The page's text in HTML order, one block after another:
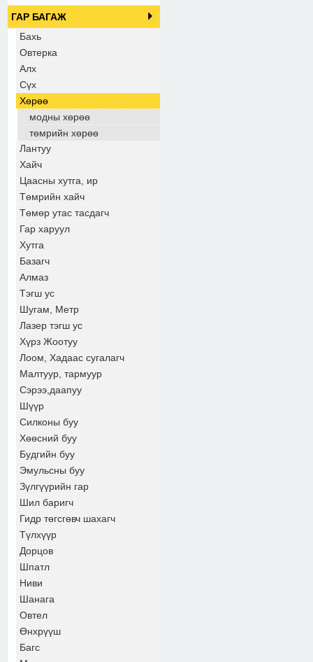
ГАР БАГАЖ
Бахь
Овтерка
Алх
Сүх
Хөрөө
модны хөрөө
төмрийн хөрөө
Лантуу
Хайч
Цаасны хутга, ир
Төмрийн хайч
Төмөр утас тасдагч
Гар харуул
Хутга
Базагч
Алмаз
Тэгш ус
Шугам, Метр
Лазер тэгш ус
Хүрз Жоотуу
Лоом, Хадаас сугалагч
Малтуур, тармуур
Сэрээ,даапуу
Шүүр
Силконы буу
Хөөсний буу
Будгийн буу
Эмульсны буу
Зүлгүүрийн гар
Шил баригч
Гидр төгсгөвч шахагч
Түлхүүр
Дорцов
Шпатл
Ниви
Шанага
Овтел
Өнхрүүш
Багс